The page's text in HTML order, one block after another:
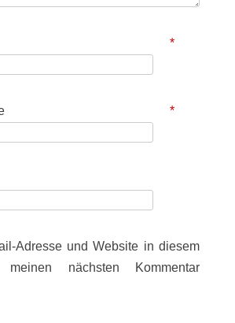
*
Adresse*
Adresse und Website in diesem
nächsten Kommentar